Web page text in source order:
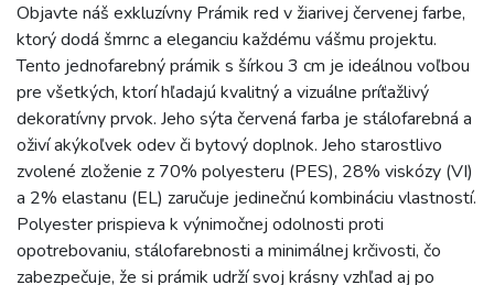
Objavte náš exkluzívny Prámik red v žiarivej červenej farbe,
ktorý dodá šmrnc a eleganciu každému vášmu projektu.
Tento jednofarebný prámik s šírkou 3 cm je ideálnou voľbou
pre všetkých, ktorí hľadajú kvalitný a vizuálne príťažlivý
dekoratívny prvok. Jeho sýta červená farba je stálofarebná a
oživí akýkoľvek odev či bytový doplnok. Jeho starostlivo
zvolené zloženie z 70% polyesteru (PES), 28% viskózy (VI)
a 2% elastanu (EL) zaručuje jedinečnú kombináciu vlastností.
Polyester prispieva k výnimočnej odolnosti proti
opotrebovaniu, stálofarebnosti a minimálnej krčivosti, čo
zabezpečuje, že si prámik udrží svoj krásny vzhľad aj po